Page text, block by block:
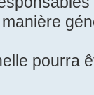
pourra